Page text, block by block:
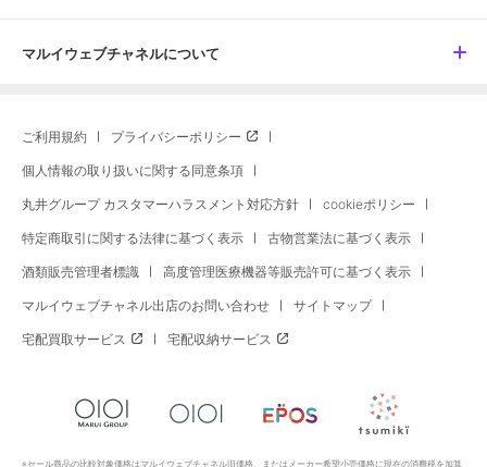
マルイウェブチャネルについて
ご利用規約 プライバシーポリシー
個人情報の取り扱いに関する同意条項
丸井グループ カスタマーハラスメント対応方針 cookieポリシー
特定商取引に関する法律に基づく表示 古物営業法に基づく表示
酒類販売管理者標識 高度管理医療機器等販売許可に基づく表示
マルイウェブチャネル出店のお問い合わせ サイトマップ
宅配買取サービス 宅配収納サービス
※セール商品の比較対象価格はマルイウェブチャネル旧価格、またはメーカー希望小売価格に現在の消費税を加算